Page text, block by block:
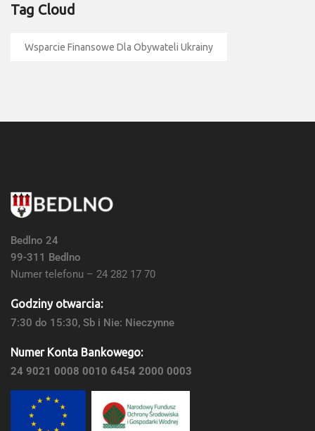
Tag Cloud
Wsparcie Finansowe Dla Obywateli Ukrainy
Bedlno 24
99-311 Bedlno
Numer telefonu – 24 282 17 70
Godziny otwarcia:
7:30 do 15:30, Sb i Nie: Nieczynne
Numer Konta Bankowego:
24 9021 0008 0010 6454 2000 0003